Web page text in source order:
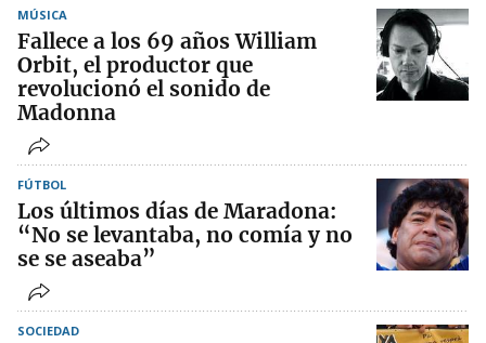
MÚSICA
Fallece a los 69 años William
Orbit, el productor que
revolucionó el sonido de
Madonna
FÚTBOL
Los últimos días de Maradona:
“No se levantaba, no comía y no
se se aseaba”
SOCIEDAD